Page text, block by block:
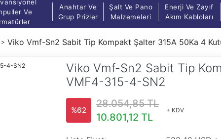
Ve
Anahtar Ve
Grup Prizler
Şalt Ve Pano
Malzemeleri
Enerji Ve Zayıf
Akım Kabloları
Viko Vmf-Sn2 Sabit Tip Kompakt Şalter 315A 50Ka 4
Viko Vmf-Sn2 Sabit Tip
VMF4-315-4-SN2
%62
28.054,85 TL
10.801,12 TL
+ KDV